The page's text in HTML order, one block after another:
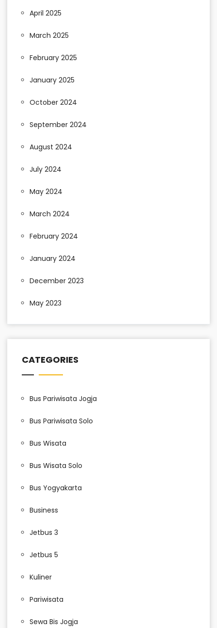
April 2025
March 2025
February 2025
January 2025
October 2024
September 2024
August 2024
July 2024
May 2024
March 2024
February 2024
January 2024
December 2023
May 2023
CATEGORIES
Bus Pariwisata Jogja
Bus Pariwisata Solo
Bus Wisata
Bus Wisata Solo
Bus Yogyakarta
Business
Jetbus 3
Jetbus 5
Kuliner
Pariwisata
Sewa Bis Jogja